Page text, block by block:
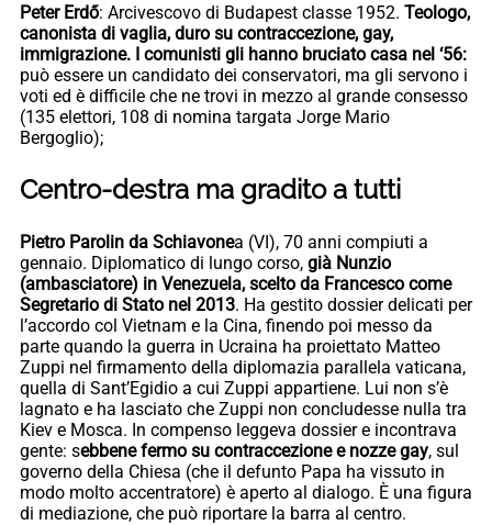
Peter Erdő: Arcivescovo di Budapest classe 1952. Teologo,
canonista di vaglia, duro su contraccezione, gay,
immigrazione. I comunisti gli hanno bruciato casa nel ‘56:
può essere un candidato dei conservatori, ma gli servono i
voti ed è difficile che ne trovi in mezzo al grande consesso
(135 elettori, 108 di nomina targata Jorge Mario
Bergoglio);
Centro-destra ma gradito a tutti
Pietro Parolin da Schiavonea (VI), 70 anni compiuti a
gennaio. Diplomatico di lungo corso, già Nunzio
(ambasciatore) in Venezuela, scelto da Francesco come
Segretario di Stato nel 2013. Ha gestito dossier delicati per
l’accordo col Vietnam e la Cina, finendo poi messo da
parte quando la guerra in Ucraina ha proiettato Matteo
Zuppi nel firmamento della diplomazia parallela vaticana,
quella di Sant’Egidio a cui Zuppi appartiene. Lui non s’è
lagnato e ha lasciato che Zuppi non concludesse nulla tra
Kiev e Mosca. In compenso leggeva dossier e incontrava
gente: sebbene fermo su contraccezione e nozze gay, sul
governo della Chiesa (che il defunto Papa ha vissuto in
modo molto accentratore) è aperto al dialogo. È una figura
di mediazione, che può riportare la barra al centro.